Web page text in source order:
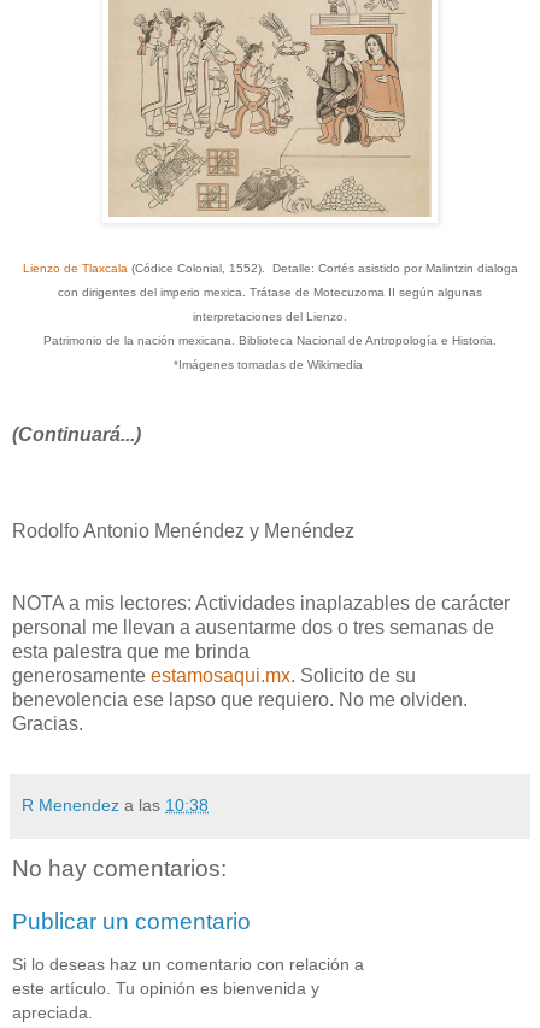
Lienzo de Tlaxcala (Códice Colonial, 1552). Detalle: Cortés asistido por Malintzin dialoga
con dirigentes del imperio mexica. Trátase de Motecuzoma II según algunas
interpretaciones del Lienzo.
Patrimonio de la nación mexicana. Biblioteca Nacional de Antropología e Historia.
*Imágenes tomadas de Wikimedia
(Continuará...)
Rodolfo Antonio Menéndez y Menéndez
NOTA a mis lectores: Actividades inaplazables de carácter
personal me llevan a ausentarme dos o tres semanas de
esta palestra que me brinda
generosamente estamosaqui.mx. Solicito de su
benevolencia ese lapso que requiero. No me olviden.
Gracias.
R Menendez a las 10:38
No hay comentarios:
Publicar un comentario
Si lo deseas haz un comentario con relación a
este artículo. Tu opinión es bienvenida y
apreciada.